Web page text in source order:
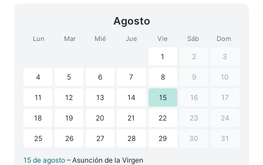
Agosto
Lun Mar Mié Jue Vie Sáb Dom
1 2 3
4 5 6 7 8 9 10
11 12 13 14 15 16 17
18 19 20 21 22 23 24
25 26 27 28 29 30 31
15 de agosto – Asunción de la Virgen